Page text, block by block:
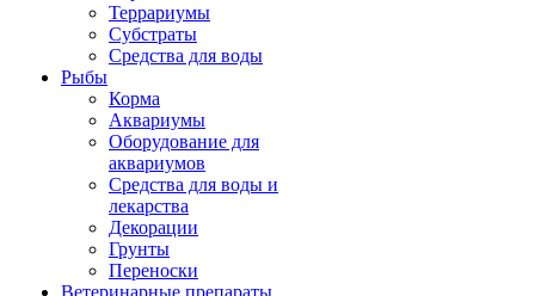
Террариумы
Субстраты
Средства для воды
Рыбы
Корма
Аквариумы
Оборудование для
аквариумов
Средства для воды и
лекарства
Декорации
Грунты
Переноски
Ветеринарные препараты